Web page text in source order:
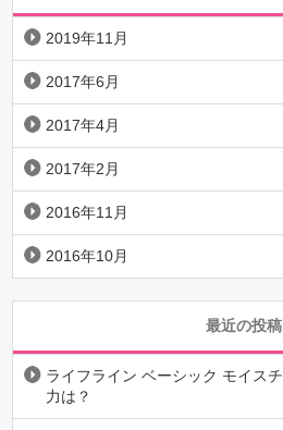
2019年11月
2017年6月
2017年4月
2017年2月
2016年11月
2016年10月
最近の投稿
ライフライン ベーシック モイス
力は？